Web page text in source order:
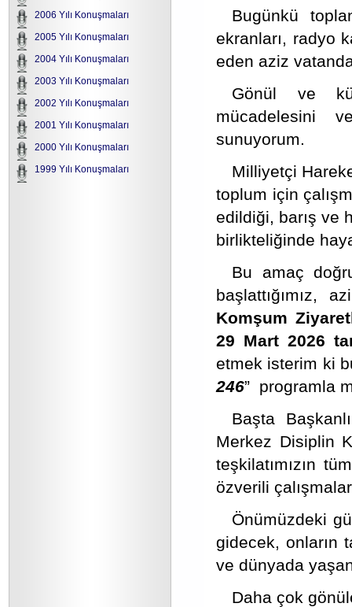
2006 Yılı Konuşmaları
2005 Yılı Konuşmaları
2004 Yılı Konuşmaları
2003 Yılı Konuşmaları
2002 Yılı Konuşmaları
2001 Yılı Konuşmaları
2000 Yılı Konuşmaları
1999 Yılı Konuşmaları
Bugünkü
ekranları, radyo
eden aziz
Gönül ve
mücadelesini
sunuyorum.
Milliyetçi
toplum için
edildiği, barış ve
birlikteliğinde
Bu amaç
başlattığımız,
Komşum
29 Mart 2026
etmek isterim ki
246” programla
Başta
Merkez Disiplin
teşkilatımızın
özverili
Önümüzdeki
gidecek, onların
ve dünyada
Daha çok